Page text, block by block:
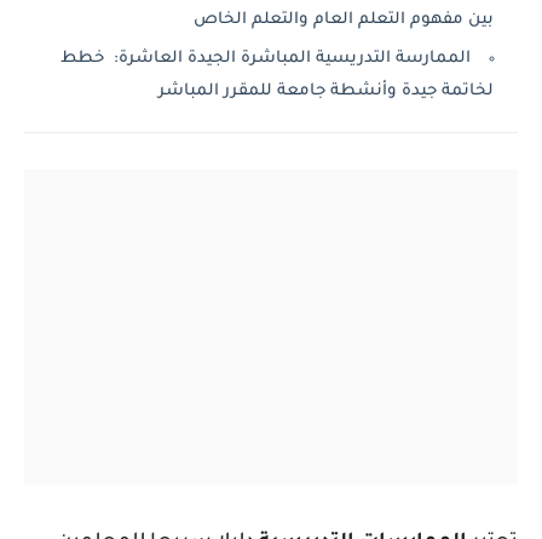
بين مفهوم التعلم العام والتعلم الخاص
الممارسة التدريسية المباشرة الجيدة العاشرة: خطط
لخاتمة جيدة وأنشطة جامعة للمقرر المباشر